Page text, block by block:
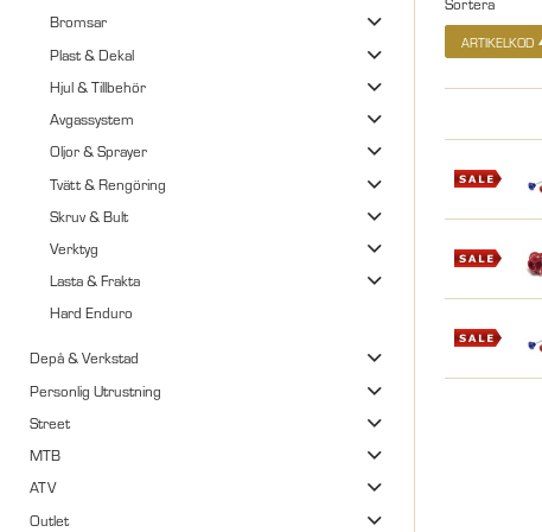
Bromsar
Plast & Dekal
Hjul & Tillbehör
Avgassystem
Oljor & Sprayer
Tvätt & Rengöring
Skruv & Bult
Verktyg
Lasta & Frakta
Hard Enduro
Depå & Verkstad
Personlig Utrustning
Street
MTB
ATV
Outlet
ARTIKELKOD